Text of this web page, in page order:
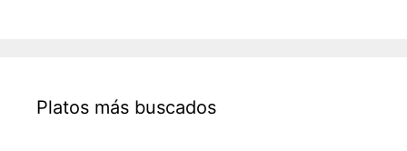
Platos más buscados